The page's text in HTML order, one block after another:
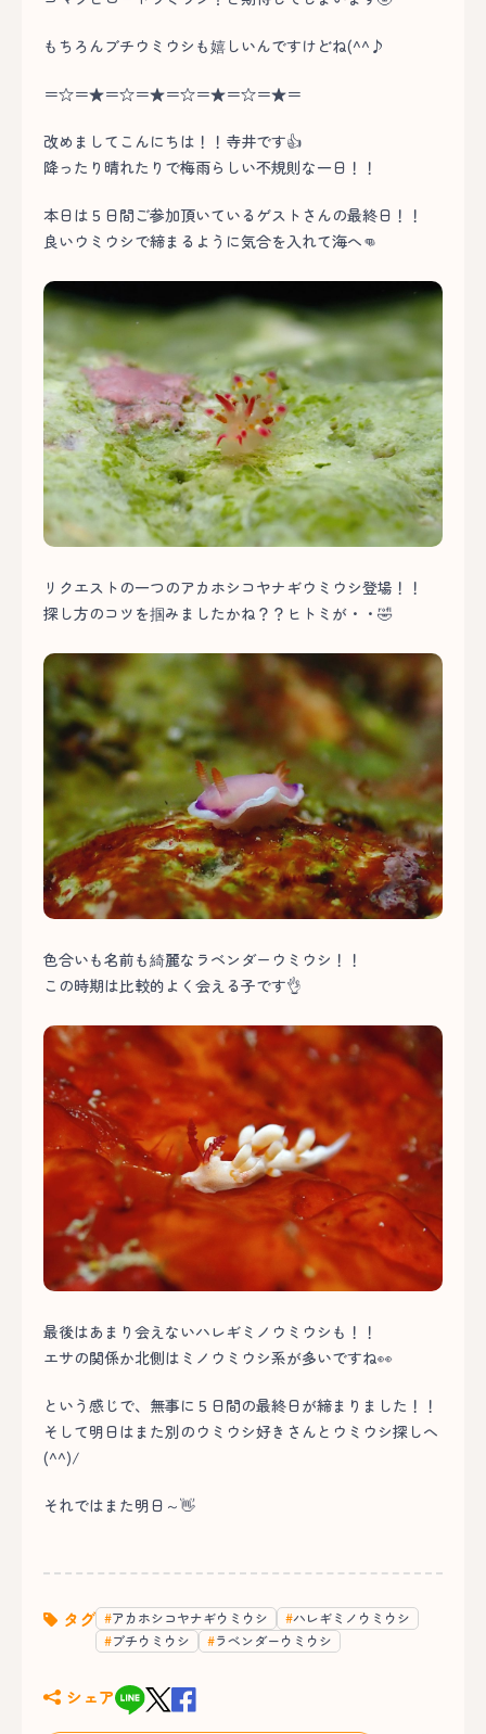
もちろんブチウミウシも嬉しいんですけどね(^^♪
＝☆＝★＝☆＝★＝☆＝★＝☆＝★＝
改めましてこんにちは！！寺井です👍
降ったり晴れたりで梅雨らしい不規則な一日！！
本日は５日間ご参加頂いているゲストさんの最終日！！
良いウミウシで締まるように気合を入れて海へ👊
リクエストの一つのアカホシコヤナギウミウシ登場！！
探し方のコツを掴みましたかね？？ヒトミが・・🤣
色合いも名前も綺麗なラベンダーウミウシ！！
この時期は比較的よく会える子です👌
最後はあまり会えないハレギミノウミウシも！！
エサの関係か北側はミノウミウシ系が多いですね👀
という感じで、無事に５日間の最終日が締まりました！！
そして明日はまた別のウミウシ好きさんとウミウシ探しへ
(^^)/
それではまた明日～👋
タグ アカホシコヤナギウミウシ
ハレギミノウミウシ
ブチウミウシ
ラベンダーウミウシ
シェア